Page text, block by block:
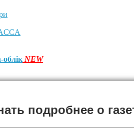
NEW
подробнее о